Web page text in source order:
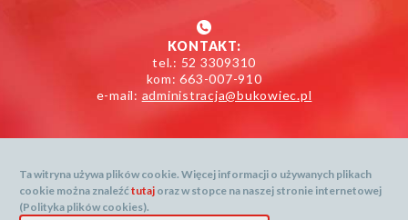
KONTAKT:
tel.: 52 3309310
kom: 663-007-910
e-mail: administracja@bukowiec.pl
Mapa serwisu
Dane prognozy dostarcza: openweathermap.org
Ta witryna używa plików cookie. Więcej informacji o używanych plikach
cookie można znaleźćtutaj oraz w stopce na naszej stronie internetowej
(Polityka plików cookies).